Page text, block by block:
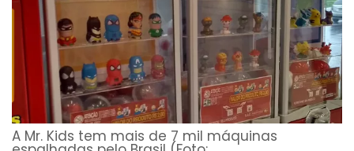
A Mr. Kids tem mais de 7 mil máquinas